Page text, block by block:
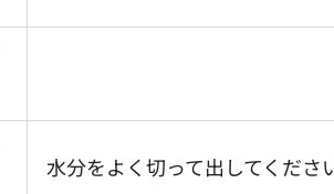
水分をよく切って出してくださ